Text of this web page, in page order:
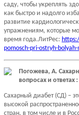
саду, чтобы укреплять
как быстро и надолго
развитие
упражнениям, которые
время года.ЛитРес:
pomosch-pri-ostryh-
Погожева, А.
вопросах и ответах
Сахарный диабет (СД) –
высокой
стран, в том числе и в